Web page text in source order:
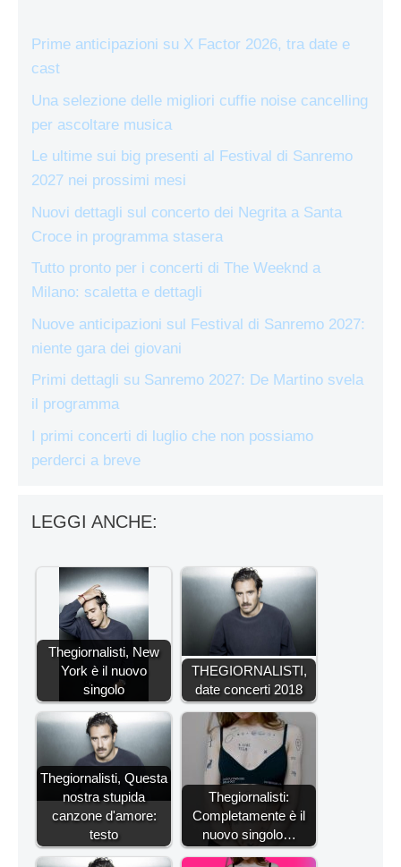
Prime anticipazioni su X Factor 2026, tra date e
cast
Una selezione delle migliori cuffie noise cancelling
per ascoltare musica
Le ultime sui big presenti al Festival di Sanremo
2027 nei prossimi mesi
Nuovi dettagli sul concerto dei Negrita a Santa
Croce in programma stasera
Tutto pronto per i concerti di The Weeknd a
Milano: scaletta e dettagli
Nuove anticipazioni sul Festival di Sanremo 2027:
niente gara dei giovani
Primi dettagli su Sanremo 2027: De Martino svela
il programma
I primi concerti di luglio che non possiamo
perderci a breve
LEGGI ANCHE:
Thegiornalisti, New
York è il nuovo
singolo
THEGIORNALISTI,
date concerti 2018
Thegiornalisti, Questa
nostra stupida
canzone d'amore:
testo
Thegiornalisti:
Completamente è il
nuovo singolo…